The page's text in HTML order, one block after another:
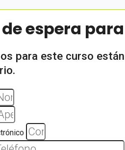
de espera
para este curso